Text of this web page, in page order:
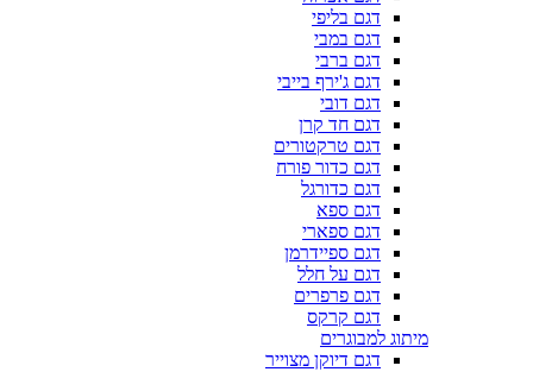
דגם בליפי
דגם במבי
דגם ברבי
דגם ג'ירף בייבי
דגם דובי
דגם חד קרן
דגם טרקטורים
דגם כדור פורח
דגם כדורגל
דגם ספא
דגם ספארי
דגם ספיידרמן
דגם על חלל
דגם פרפרים
דגם קרקס
מיתוג למבוגרים
דגם דיוקן מצוייר